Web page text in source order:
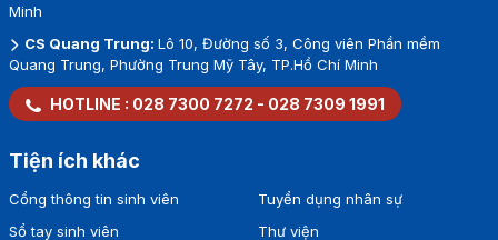
Minh
CS Quang Trung: Lô 10, Đường số 3, Công viên Phần mềm
Quang Trung, Phường Trung Mỹ Tây, TP.Hồ Chí Minh
HOTLINE : 028 7300 7272 - 028 7309 1991
Tiện ích khác
Cổng thông tin sinh viên
Sổ tay sinh viên
Tuyển dụng nhân sự
Thư viện